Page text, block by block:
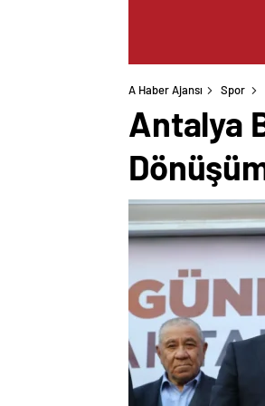
A Haber Ajansı Spor
Antalya